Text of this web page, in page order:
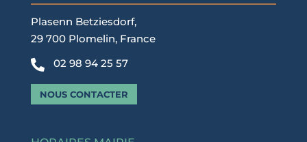
Plasenn Betziesdorf,
29 700 Plomelin, France
 02 98 94 25 57
NOUS CONTACTER